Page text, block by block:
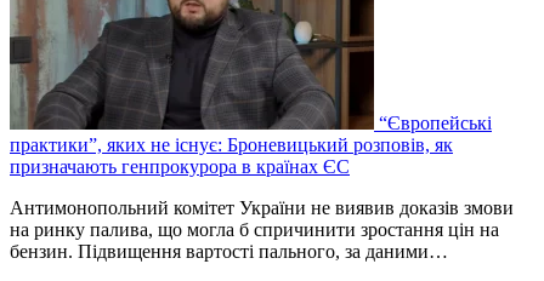
“Європейські
практики”, яких не існує: Броневицький розповів, як
призначають генпрокурора в країнах ЄС
Антимонопольний комітет України не виявив доказів змови
на ринку палива, що могла б спричинити зростання цін на
бензин. Підвищення вартості пального, за даними…